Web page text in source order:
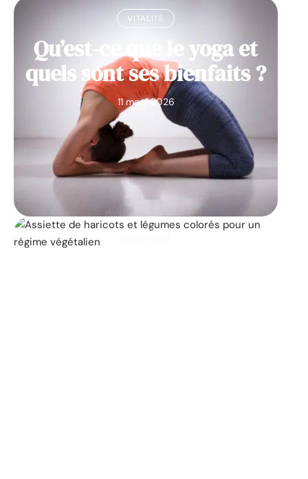
VITALITÉ
Qu’est-ce que le yoga et
quels sont ses bienfaits ?
11 mars 2026